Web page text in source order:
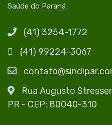
Saúde do Paraná
(41) 3254-1772
(41) 99224-3067
Rua Augusto
PR - CEP: 80040-310